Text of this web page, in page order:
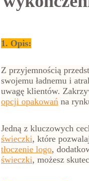
1. Opis:
Z przyjemnością
swojemu ładnemu i
uwagę klientów.
opcji opakowań na
Jedną z kluczowych
świeczki, które
tłoczenie logo,
świeczki, możesz